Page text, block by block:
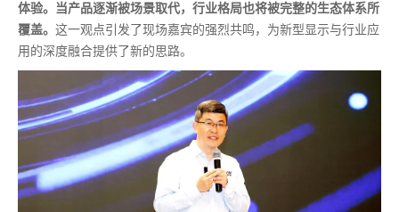
体验。当产品逐渐被场景取代，行业格局也将被完整的生态体系所
覆盖。 这一观点引发了现场嘉宾的强烈共鸣，为新型显示与行业应
用的深度融合提供了新的思路。